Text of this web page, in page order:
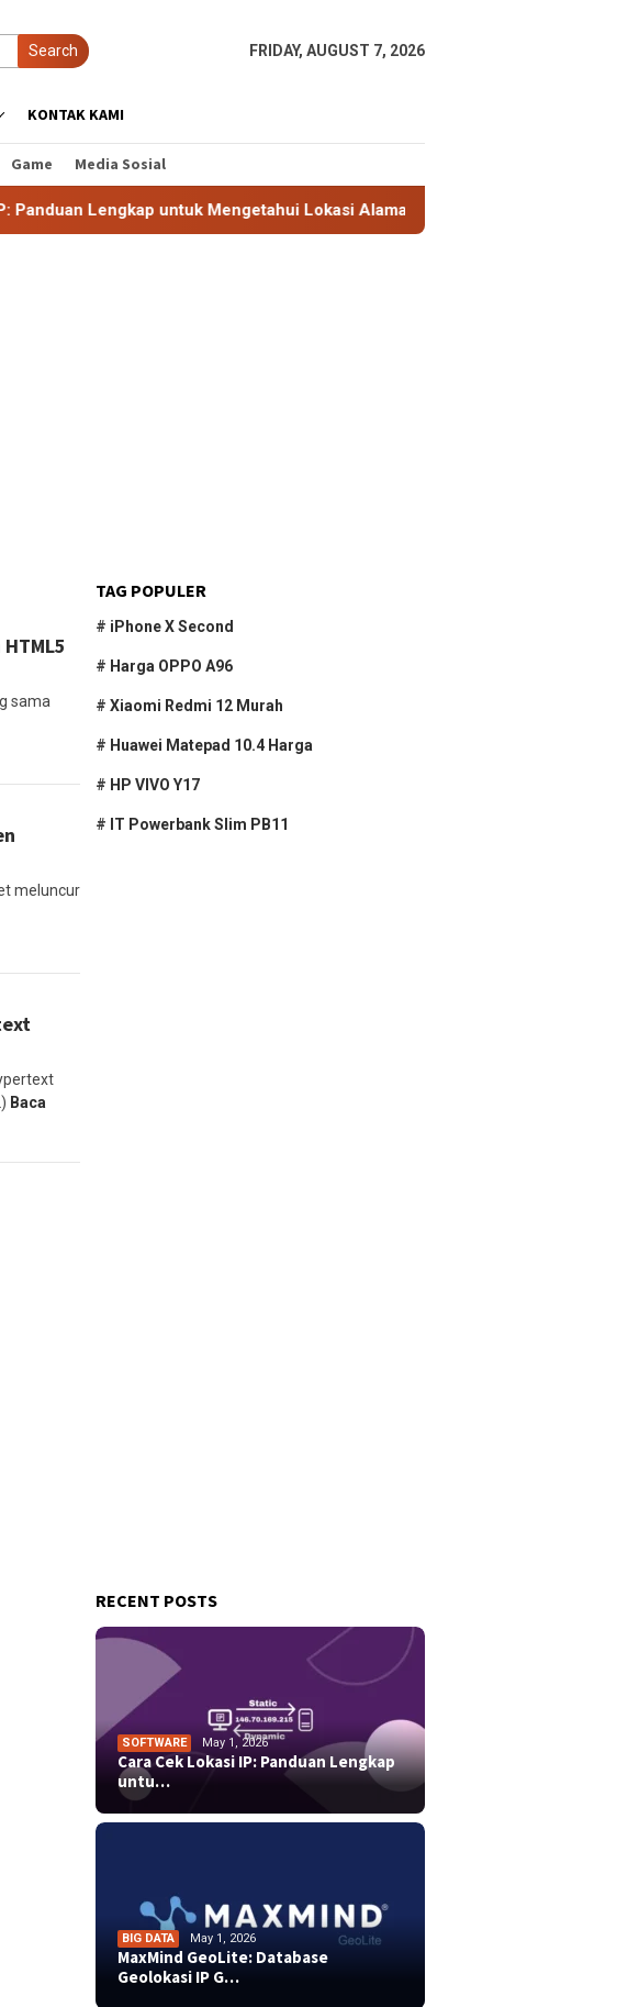
Search FRIDAY, AUGUST 7, 2026
KONTAK KAMI
Game Media Sosial
Lengkap untuk Mengetahui Lokasi Alamat IP
sama
meluncur
Baca
TAG POPULER
# iPhone X Second
# Harga OPPO A96
#Xiaomi Redmi 12 Murah
# Huawei Matepad 10.4 Harga
# HP VIVO Y17
# IT Powerbank Slim PB11
RECENT POSTS
SOFTWARE May 1, 2026
Cara Cek Lokasi IP: Panduan Lengkap
untu…
BIG DATA May 1, 2026
MaxMind GeoLite: Database
Geolokasi IP G…